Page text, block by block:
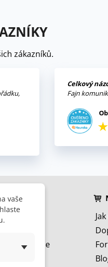
zákazníků.
Celkový
Fajn
vaše